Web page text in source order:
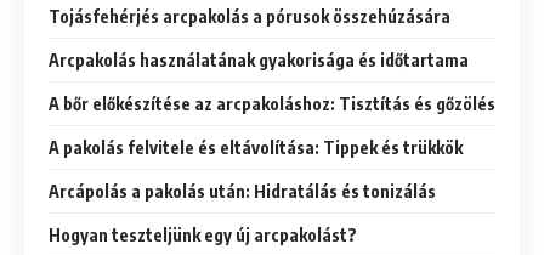
Tojásfehérjés arcpakolás a pórusok összehúzására
Arcpakolás használatának gyakorisága és időtartama
A bőr előkészítése az arcpakoláshoz: Tisztítás és gőzölés
A pakolás felvitele és eltávolítása: Tippek és trükkök
Arcápolás a pakolás után: Hidratálás és tonizálás
Hogyan teszteljünk egy új arcpakolást?